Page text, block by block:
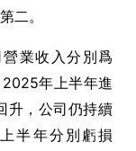
二。
業收入分別爲
2025年上半年進
升，公司仍持續
半年分別虧損